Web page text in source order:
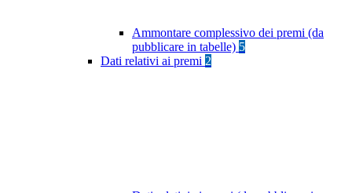
Ammontare complessivo dei premi (da
pubblicare in tabelle) 5
Dati relativi ai premi 2